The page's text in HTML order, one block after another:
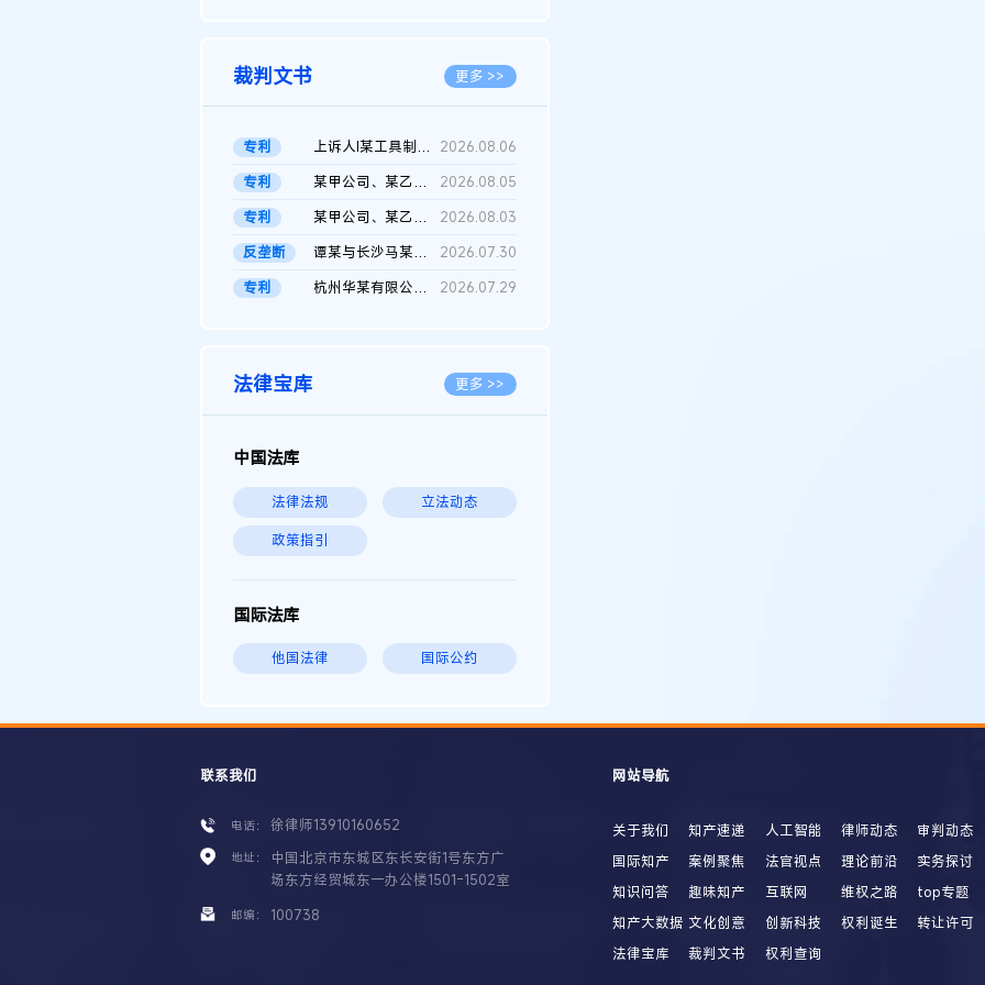
裁判文书 更多 >>
专利 上诉人I某工具制品有限公司与被上诉人程某及一审被告中华人民共和...
2026.08.06
专利
某甲公司、某乙公司、某丙公司申请诉前行为保全复议裁定书
2026.08.05
专利
某甲公司、某乙公司、官某与某丙公司专利申请权权属纠纷 二审判决...
2026.08.03
反垄断
谭某与长沙马某堆农产品股份有限公司滥用市场支配地位纠纷二审裁...
2026.07.30
专利
杭州华某有限公司与菲某有限公司侵害发明专利权纠纷 2026.07.29
法律宝库 更多 >>
中国法库
法律法规 立法动态
政策指引
国际法库
他国法律 国际公约
联系我们
电话： 徐律师13910160652
地址：
中国北京市东城区东长安街1号东方广
场东方经贸城东一办公楼1501-1502室
邮编： 100738
网站导航
关于我们 知产速递 人工智能 律师动态
审判动态
国际知产
案例聚焦 法官视点 理论前沿
实务探讨
知识问答
趣味知产 互联网 维权之路
top专题
知产大数据 文化创意 创新科技 权利诞生
转让许可
法律宝库
裁判文书 权利查询